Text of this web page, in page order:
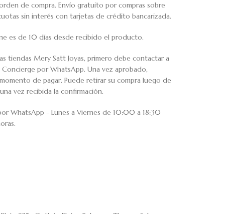
de compra. Envío gratuito por compras sobre
sin interés con tarjetas de crédito bancarizada.
es de 10 días desde recibido el producto.
tiendas Mery Satt Joyas, primero debe contactar a
por WhatsApp. Una vez aprobado,
de pagar. Puede retirar su compra luego de
vez recibida la confirmación.
WhatsApp - Lunes a Viernes de 10:00 a 18:30